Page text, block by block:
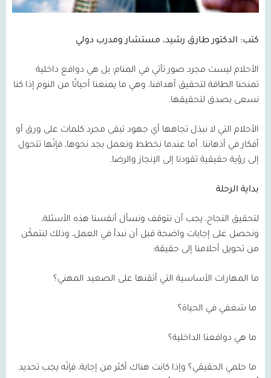
كتب: الدكتور طارق رشيد، مستشار ومدرب دولي
الأحلام ليست مجرد صور تأتي في المنام؛ بل هي دوافع داخلية
تمنحنا الطاقة لتحقيق أهدافنا، وهي ما يمنعنا أحيانًا من النوم إذا كنا
نسعى بصدق لتحقيقها.
الأحلام التي لا نبذل تجاهها أي جهود تبقى مجرد كلمات على ورق أو
أفكار في أذهاننا. أما عندما نخطط ونعمل بجد نحوها، فإنّها تتحول
إلى رؤية حقيقية تقودنا إلى الإنجاز والرضا.
بداية الرحلة
لتحقيق النجاح، يجب أن نتوقف ونسأل أنفسنا هذه الأسئلة،
ونحصل على إجابات واضحة قبل أن نبدأ في العمل، وذلك لنتمكّن
من تحويل أحلامنا إلى حقيقة:
ما المهارات الأساسية التي أتقنها على الصعيد المهني؟
ما شغفي في الحياة؟
ما هي دوافعنا الداخلية؟
ما حلمي الحقيقي؟ وإذا كانت هناك أكثر من إجابة، فإنّه يجب تحديد